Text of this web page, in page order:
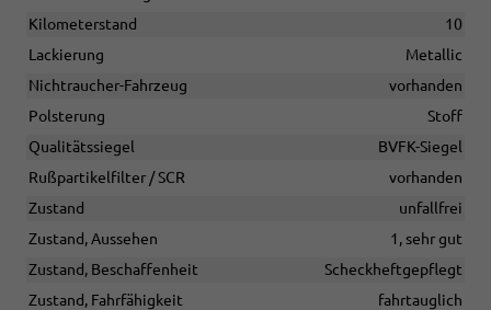
Kilometerstand
10
Lackierung
Metallic
Nichtraucher-Fahrzeug
vorhanden
Polsterung
Stoff
Qualitätssiegel
BVFK-Siegel
Rußpartikelfilter / SCR
vorhanden
Zustand
unfallfrei
Zustand, Aussehen
1, sehr gut
Zustand, Beschaffenheit
Scheckheftgepflegt
Zustand, Fahrfähigkeit
fahrtauglich